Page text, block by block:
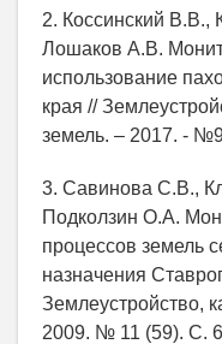
2. Коссинский
Лошаков А.В.
использование
края //
земель. – 2017. -
3. Савинова С.В.,
Подколзин О.А.
процессов земель
назначения
Землеустройство,
2009. № 11 (59). С.